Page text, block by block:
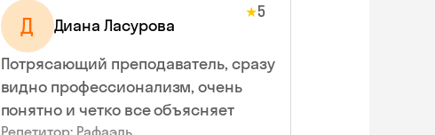
Д Диана Ласурова
★5
Потрясающий преподаватель, сразу
видно профессионализм, очень
понятно и четко все объясняет
Репетитор: Рафаэль